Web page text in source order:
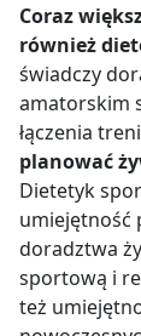
Coraz
również
świadczy
amatorskim
łączenia
planować
Dietetyk
umiejętność
doradztwa
sportową i
też